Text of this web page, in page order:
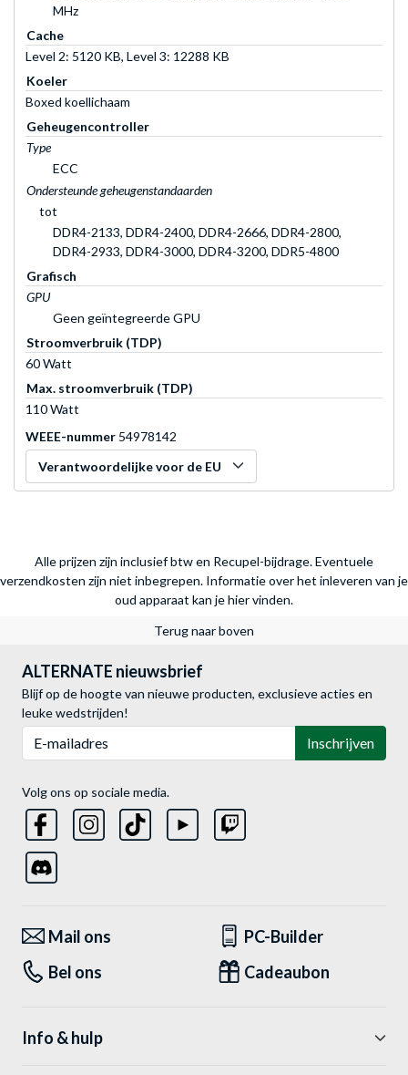
MHz
Cache
Level 2: 5120 KB, Level 3: 12288 KB
Koeler
Boxed koellichaam
Geheugencontroller
Type
ECC
Ondersteunde geheugenstandaarden
tot
DDR4-2133, DDR4-2400, DDR4-2666, DDR4-2800,
DDR4-2933, DDR4-3000, DDR4-3200, DDR5-4800
Grafisch
GPU
Geen geïntegreerde GPU
Stroomverbruik (TDP)
60 Watt
Max. stroomverbruik (TDP)
110 Watt
WEEE-nummer 54978142
Verantwoordelijke voor de EU
Alle prijzen zijn inclusief btw en Recupel-bijdrage. Eventuele
verzendkosten zijn niet inbegrepen. Informatie over het inleveren van je
oud apparaat kan je hier vinden.
Terug naar boven
ALTERNATE nieuwsbrief
Blijf op de hoogte van nieuwe producten, exclusieve acties en
leuke wedstrijden!
Inschrijven
Volg ons op sociale media.
Mail ons
PC-Builder
Bel ons
Cadeaubon
Info & hulp